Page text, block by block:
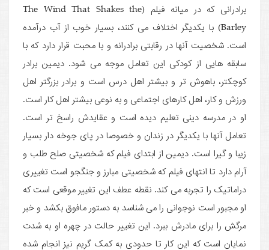
برادرانی که در میانه فیلم (The Wind That Shakes the
Barley) با یکدیگر اختلاف می کنند، بسیار خوب از آب درآمده
است. شخصیت آنها در رقابتی برادرانه و با محبت قرار دارد که با
سابقه هایی از کودکی این تعامل موجه می شود. دیمین برادر
کوچکتر، باهوش تر و بیشتر اهل درس است و برادر بزرگتر اهل
ورزش و کار، اهل کارهای اجتماعی و به نوعی بیشتر اهل کار است.
او در مدرسه دینی تعلیم دیده است و عقایدش راسخ تر است.
تعامل آنها با یکدیگر در زندان و خصوصا در پای جوخه دار بسیار
زیبا و گیرا است. دیمین از ابتدای فیلم که شخصیتی صلح طلب و
آرام دارد تا انتهای فیلم که شخصیتی مبارز و جنگجو است تغییری
دراماتیک را تجربه می کند. نقطه عطف این تغییر موقعی است که
او مجبور است نوجوانی را می شناسد به دستور مافوق بکشد و خبر
مرگش را برای مادرش ببرد. این تغییر حالت در چهره او به شدت
نمایان است که این کار تا حدودی به کمک گریم نیز انجام شده